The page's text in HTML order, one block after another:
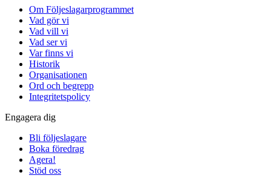
Om Följeslagarprogrammet
Vad gör vi
Vad vill vi
Vad ser vi
Var finns vi
Historik
Organisationen
Ord och begrepp
Integritetspolicy
Engagera dig
Bli följeslagare
Boka föredrag
Agera!
Stöd oss